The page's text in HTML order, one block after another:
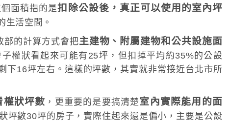
個面積指的是扣除公設後，真正可以使用的室內坪
生活空間。
部的計算方式會把主建物、附屬建物和公共設施面
權狀看起來可能有25坪，但扣掉平均約35%的公設
下16坪左右。這樣的坪數，其實就非常接近台北市所
權狀坪數 ，更重要的是要搞清楚室內實際能用的面
坪數30坪的房子，實際住起來還是偏小，主要是公設